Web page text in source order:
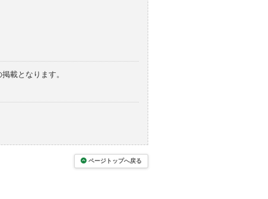
載となります。
ページトップへ戻る